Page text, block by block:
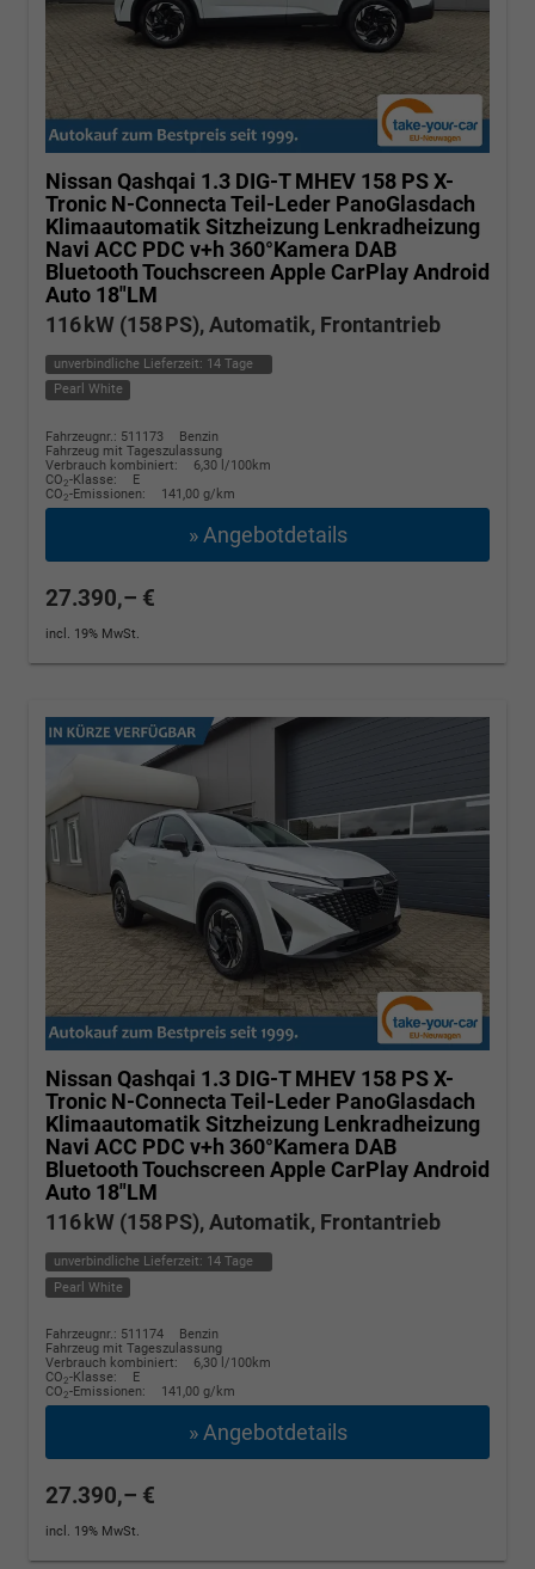
Nissan Qashqai 1.3 DIG-T MHEV 158 PS X-
Tronic N-Connecta Teil-Leder PanoGlasdach
Klimaautomatik Sitzheizung Lenkradheizung
Navi ACC PDC v+h 360°Kamera DAB
Bluetooth Touchscreen Apple CarPlay Android
Auto 18"LM
116 kW (158 PS), Automatik, Frontantrieb
unverbindliche Lieferzeit: 14 Tage
Pearl White
Fahrzeugnr.: 511173
Benzin
Fahrzeug mit Tageszulassung
Verbrauch kombiniert:
6,30 l/100km
CO2-Klasse:
E
CO2-Emissionen: 141,00 g/km
» Angebotdetails
27.390,– €
incl. 19% MwSt.
Nissan Qashqai 1.3 DIG-T MHEV 158 PS X-
Tronic N-Connecta Teil-Leder PanoGlasdach
Klimaautomatik Sitzheizung Lenkradheizung
Navi ACC PDC v+h 360°Kamera DAB
Bluetooth Touchscreen Apple CarPlay Android
Auto 18"LM
116 kW (158 PS), Automatik, Frontantrieb
unverbindliche Lieferzeit: 14 Tage
Pearl White
Fahrzeugnr.: 511174
Benzin
Fahrzeug mit Tageszulassung
Verbrauch kombiniert:
6,30 l/100km
CO2-Klasse:
E
CO2-Emissionen: 141,00 g/km
» Angebotdetails
27.390,– €
incl. 19% MwSt.